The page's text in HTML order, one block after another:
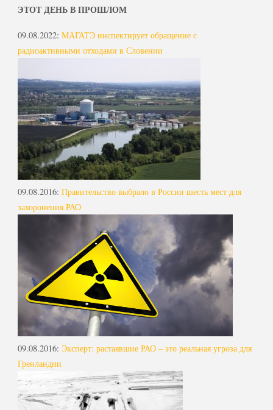
ЭТОТ ДЕНЬ В ПРОШЛОМ
09.08.2022: МАГАТЭ инспектирует обращение с
радиоактивными отходами в Словении
09.08.2016: Правительство выбрало в России шесть мест для
захоронения РАО
09.08.2016: Эксперт: растаявшие РАО – это реальная угроза для
Гренландии